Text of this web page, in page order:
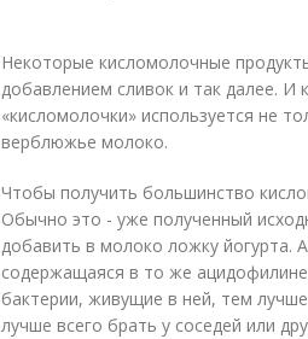
Некоторые кисломолочные
добавлением сливок и так далее. И
«кисломолочки» используется не
верблюжье молоко.
Чтобы получить большинство
Обычно это - уже полученный
добавить в молоко ложку йогурта.
содержащаяся в то же
бактерии, живущие в ней, тем
лучше всего брать у соседей или